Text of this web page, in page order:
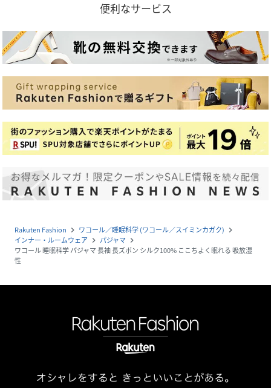
便利なサービス
Rakuten Fashion navigate_next ワコール／睡眠科学 (ワコール／スイミンカガク) navigate_next
インナー・ルームウェア navigate_next パジャマ navigate_next
ワコール 睡眠科学 パジャマ 長袖 長ズボン シルク100% ここちよく眠れる 吸放湿
性